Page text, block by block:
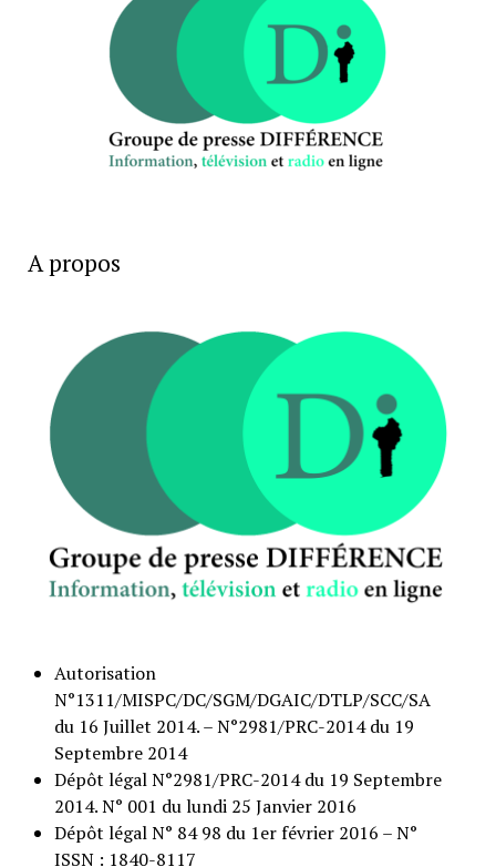
A propos
Autorisation
N°1311/MISPC/DC/SGM/DGAIC/DTLP/SCC/SA
du 16 Juillet 2014. – N°2981/PRC-2014 du 19
Septembre 2014
Dépôt légal N°2981/PRC-2014 du 19 Septembre
2014. N° 001 du lundi 25 Janvier 2016
Dépôt légal N° 84 98 du 1er février 2016 – N°
ISSN : 1840-8117